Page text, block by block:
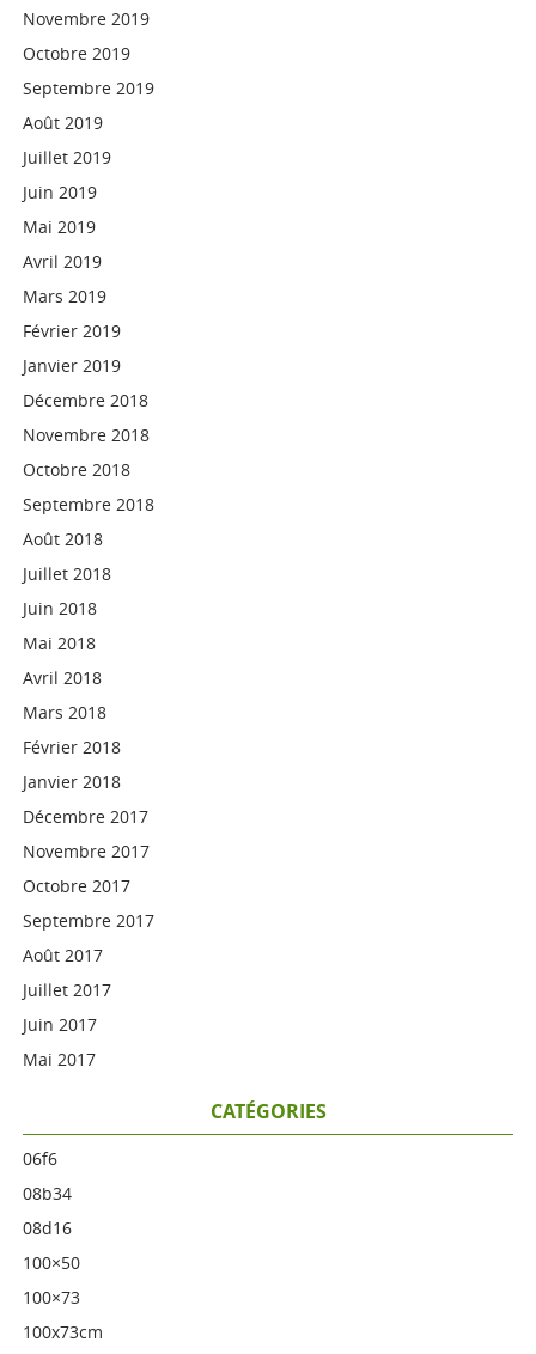
Novembre 2019
Octobre 2019
Septembre 2019
Août 2019
Juillet 2019
Juin 2019
Mai 2019
Avril 2019
Mars 2019
Février 2019
Janvier 2019
Décembre 2018
Novembre 2018
Octobre 2018
Septembre 2018
Août 2018
Juillet 2018
Juin 2018
Mai 2018
Avril 2018
Mars 2018
Février 2018
Janvier 2018
Décembre 2017
Novembre 2017
Octobre 2017
Septembre 2017
Août 2017
Juillet 2017
Juin 2017
Mai 2017
CATÉGORIES
06f6
08b34
08d16
100×50
100×73
100x73cm